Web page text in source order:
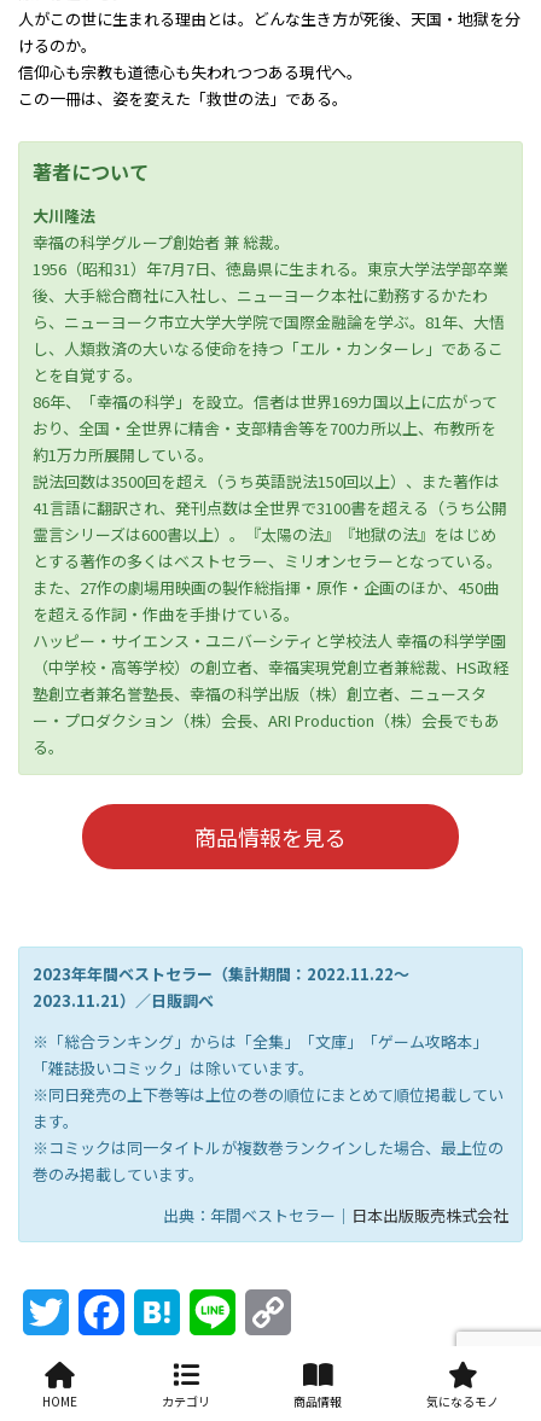
人がこの世に生まれる理由とは。どんな生き方が死後、天国・地獄を分
けるのか。
信仰心も宗教も道徳心も失われつつある現代へ。
この一冊は、姿を変えた「救世の法」である。
著者について
大川隆法
幸福の科学グループ創始者 兼 総裁。
1956（昭和31）年7月7日、徳島県に生まれる。東京大学法学部卒業
後、大手総合商社に入社し、ニューヨーク本社に勤務するかたわ
ら、ニューヨーク市立大学大学院で国際金融論を学ぶ。81年、大悟
し、人類救済の大いなる使命を持つ「エル・カンターレ」であるこ
とを自覚する。
86年、「幸福の科学」を設立。信者は世界169カ国以上に広がって
おり、全国・全世界に精舎・支部精舎等を700カ所以上、布教所を
約1万カ所展開している。
説法回数は3500回を超え（うち英語説法150回以上）、また著作は
41言語に翻訳され、発刊点数は全世界で3100書を超える（うち公開
霊言シリーズは600書以上）。『太陽の法』『地獄の法』をはじめ
とする著作の多くはベストセラー、ミリオンセラーとなっている。
また、27作の劇場用映画の製作総指揮・原作・企画のほか、450曲
を超える作詞・作曲を手掛けている。
ハッピー・サイエンス・ユニバーシティと学校法人 幸福の科学学園
（中学校・高等学校）の創立者、幸福実現党創立者兼総裁、HS政経
塾創立者兼名誉塾長、幸福の科学出版（株）創立者、ニュースタ
ー・プロダクション（株）会長、ARI Production（株）会長でもあ
る。
商品情報を見る
2023年年間ベストセラー（集計期間：2022.11.22～
2023.11.21）／日販調べ
※「総合ランキング」からは「全集」「文庫」「ゲーム攻略本」
「雑誌扱いコミック」は除いています。
※同日発売の上下巻等は上位の巻の順位にまとめて順位掲載してい
ます。
※コミックは同一タイトルが複数巻ランクインした場合、最上位の
巻のみ掲載しています。
出典：年間ベストセラー｜ 日本出版販売株式会社
Twitter FacebookHatena Line
Link
カテゴリー 絵本・児童書・図鑑
小説・エッセイ
ライフスタイル
HOME カテゴリ 商品情報 気になるモノ